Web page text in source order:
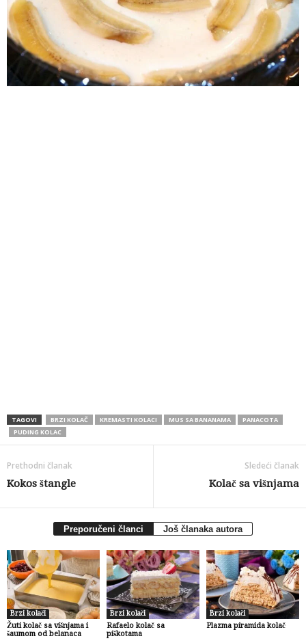
TAGOVI BRZI KOLAČ KREMASTI KOLACI MUS SA BANANAMA
PANACOTA
PUDING KOLAC
Prethodni članak
Kokos štangle
Sledeći članak
Kolač sa višnjama
Preporučeni članci Još članaka autora
Brzi kolači
Žuti kolač sa višnjama i
šaumom od belanaca
Brzi kolači
Rafaelo kolač sa
piškotama
Brzi kolači
Plazma piramida kolač